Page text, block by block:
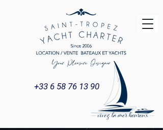
+33 6 58 76 13 90